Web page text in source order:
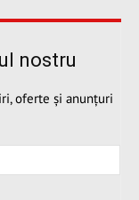
nostru
oferte și anunțuri